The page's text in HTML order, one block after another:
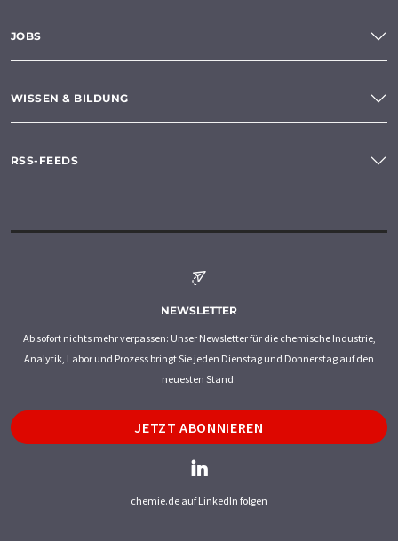
JOBS
WISSEN & BILDUNG
RSS-FEEDS
NEWSLETTER
Ab sofort nichts mehr verpassen: Unser Newsletter für die chemische Industrie,
Analytik, Labor und Prozess bringt Sie jeden Dienstag und Donnerstag auf den
neuesten Stand.
JETZT ABONNIEREN
chemie.de auf LinkedIn folgen